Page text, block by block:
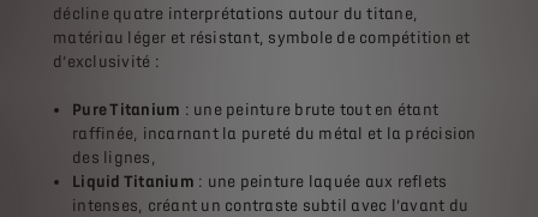
décline quatre interprétations autour du titane,
matériau léger et résistant, symbole de compétition et
d’exclusivité :
Pure Titanium : une peinture brute tout en étant
raffinée, incarnant la pureté du métal et la précision
des lignes,
Liquid Titanium : une peinture laquée aux reflets
intenses, créant un contraste subtil avec l’avant du